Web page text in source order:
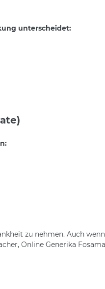
unterscheidet:
zu nehmen. Auch
Online Generika